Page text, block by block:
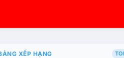
XẾP HẠNG